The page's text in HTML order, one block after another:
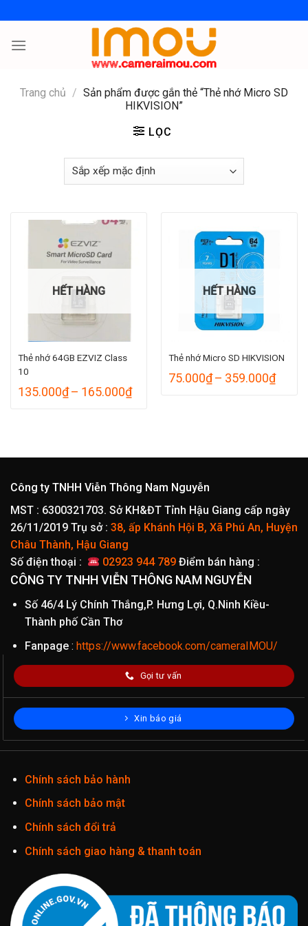
to
content
Trang chủ / Sản phẩm được gắn thẻ “Thẻ nhớ Micro SD
HIKVISION”
LỌC
HẾT HÀNG
Thẻ nhớ 64GB EZVIZ Class
10
135.000₫ – 165.000₫Khoảng
HẾT HÀNG
Thẻ nhớ Micro SD HIKVISION
75.000₫ – 359.000₫
Công ty TNHH Viễn Thông Nam Nguyễn
MST : 6300321703. Sở KH&ĐT Tỉnh Hậu Giang cấp ngày
26/11/2019 Trụ sở : 38, ấp Khánh Hội B, Xã Phú An, Huyện
Châu Thành, Hậu Giang
Số điện thoại :
02923 944 789 Điểm bán hàng :
CÔNG TY TNHH VIỄN THÔNG NAM NGUYỄN
Số 46/4 Lý Chính Thắng,P. Hưng Lợi, Q.Ninh Kiều-
Thành phố Cần Thơ
Fanpage: https://www.facebook.com/cameraIMOU/
Gọi tư vấn
Xin báo giá
Chính sách bảo hành
Chính sách bảo mật
Chính sách đổi trả
Chính sách giao hàng & thanh toán